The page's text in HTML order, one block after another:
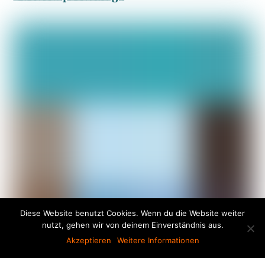
Diese Website benutzt Cookies. Wenn du die Website weiter
nutzt, gehen wir von deinem Einverständnis aus.
Akzeptieren
Weitere Informationen